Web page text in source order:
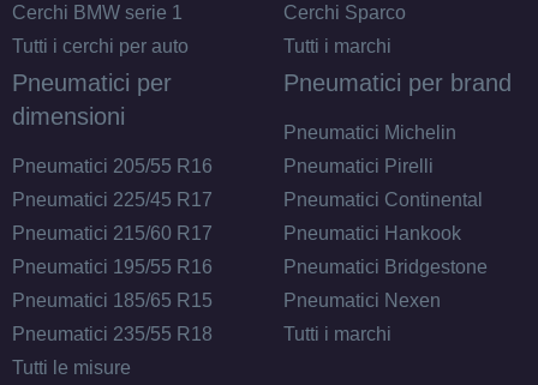
Cerchi BMW serie 1
Tutti i cerchi per auto
Cerchi Sparco
Tutti i marchi
Pneumatici per
dimensioni
Pneumatici 205/55 R16
Pneumatici 225/45 R17
Pneumatici 215/60 R17
Pneumatici 195/55 R16
Pneumatici 185/65 R15
Pneumatici 235/55 R18
Tutti le misure
Pneumatici per brand
Pneumatici Michelin
Pneumatici Pirelli
Pneumatici Continental
Pneumatici Hankook
Pneumatici Bridgestone
Pneumatici Nexen
Tutti i marchi